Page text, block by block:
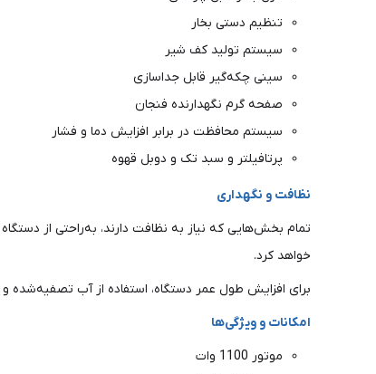
تنظیم دستی بخار
سیستم تولید کف شیر
سینی چکه‌گیر قابل جداسازی
صفحه گرم نگهدارنده فنجان
سیستم محافظت در برابر افزایش دما و فشار
پرتافیلتر و سبد تک و دوبل قهوه
نظافت و نگهداری
تمام بخش‌هایی که نیاز به نظافت دارند، به‌راحتی از
خواهد کرد.
برای افزایش طول عمر دستگاه، استفاده از آب
امکانات و ویژگی‌ها
موتور 1100 وات